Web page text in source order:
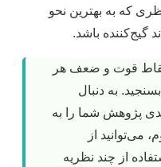
که به بهترین نحو
گیج‌کننده باشد.
نقاط قوت و ضعف هر
به دنبال
پژوهش شما را به
می‌توانید از
از چند نظریه